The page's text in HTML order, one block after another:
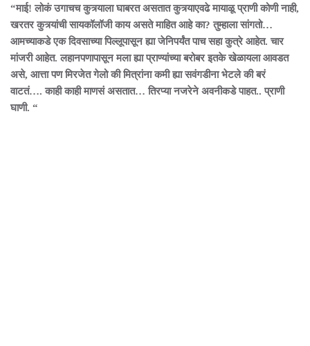
“माई! लोकं उगाचच कुत्र्याला घाबरत असतात कुत्र्याएवढे मायाळू प्राणी कोणी नाही,
खरतर कुत्र्यांची सायकॉलॉजी काय असते माहित आहे का? तुम्हाला सांगतो…
आमच्याकडे एक दिवसाच्या पिल्लूपासून ह्या जेनिपर्यंत पाच सहा कुत्रे आहेत. चार
मांजरी आहेत. लहानपणापासून मला ह्या प्राण्यांच्या बरोबर इतके खेळायला आवडत
असे, आत्ता पण मिरजेत गेलो की मित्रांना कमी ह्या सवंगडीना भेटले की बरं
वाटतं…. काही काही माणसं असतात… तिरप्या नजरेने अवनीकडे पाहत.. प्राणी
घाणी. “